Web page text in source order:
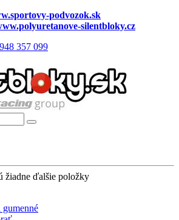
podvozok.sk
silentbloky.cz
357 099
žiadne ďalšie položky